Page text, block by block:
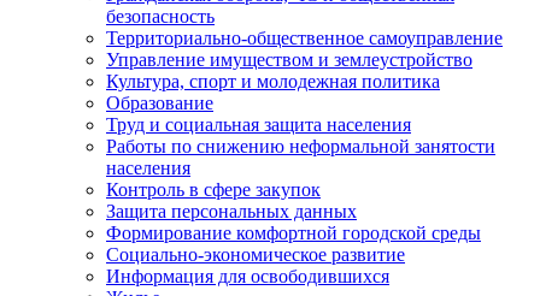
безопасность
Территориально-общественное самоуправление
Управление имуществом и землеустройство
Культура, спорт и молодежная политика
Образование
Труд и социальная защита населения
Работы по снижению неформальной занятости
населения
Контроль в сфере закупок
Защита персональных данных
Формирование комфортной городской среды
Социально-экономическое развитие
Информация для освободившихся